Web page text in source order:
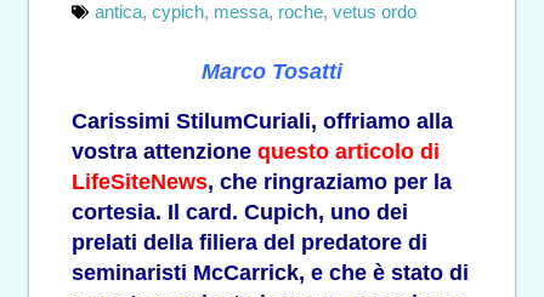
antica, cypich, messa, roche, vetus ordo
Marco Tosatti
Carissimi StilumCuriali, offriamo alla
vostra attenzione questo articolo di
LifeSiteNews, che ringraziamo per la
cortesia. Il card. Cupich, uno dei
prelati della filiera del predatore di
seminaristi McCarrick, e che è stato di